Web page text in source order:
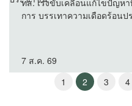
ทส. เร่งขับเคลื่อนแก้ไขปัญหาที่ดิน มอบหน่วยงานเร่งดำเนิน
การ บรรเทาความเดือดร้อนป
7 ส.ค. 69
1
2 3 4